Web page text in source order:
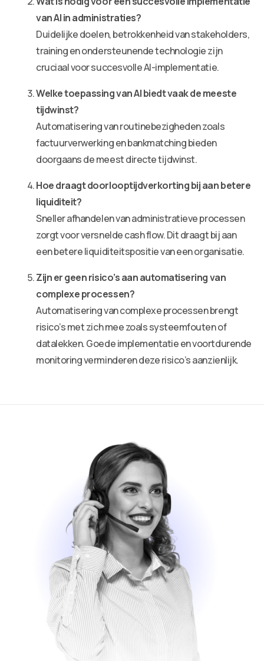
van AI in administraties?
Duidelijke doelen, betrokkenheid van stakeholders,
training en ondersteunende technologie zijn
cruciaal voor succesvolle AI-implementatie.
Welke toepassing van AI biedt vaak de meeste
tijdwinst?
Automatisering van routinebezigheden zoals
factuurverwerking en bankmatching bieden
doorgaans de meest directe tijdwinst.
Hoe draagt doorlooptijdverkorting bij aan betere
liquiditeit?
Sneller afhandelen van administratieve processen
zorgt voor versnelde cash flow. Dit draagt bij aan
een betere liquiditeitspositie van een organisatie.
Zijn er geen risico’s aan automatisering van
complexe processen?
Automatisering van complexe processen brengt
risico’s met zich mee zoals systeemfouten of
datalekken. Goede implementatie en voortdurende
monitoring verminderen deze risico’s aanzienlijk.